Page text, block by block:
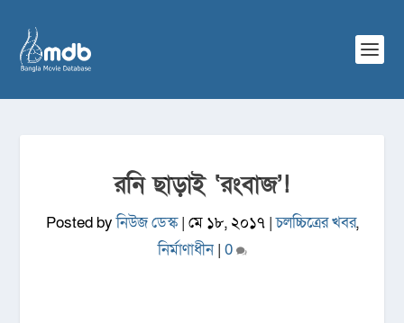
রনি ছাড়াই ‘রংবাজ’!
Posted byনিউজ ডেস্ক| মে ১৮, ২০১৭|চলচ্চিত্রের খবর,
নির্মাণাধীন| 0